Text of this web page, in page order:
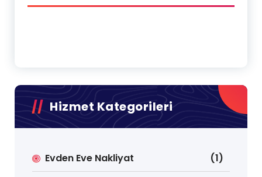
Hizmet Kategorileri
Evden Eve Nakliyat
(1)